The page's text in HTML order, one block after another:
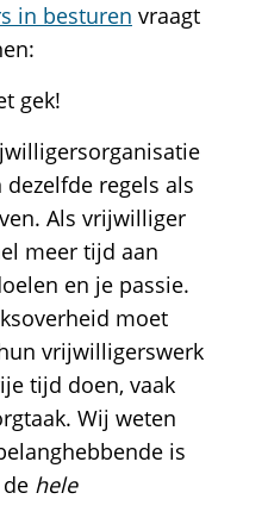
in besturen vraagt
gek!
regels als
Als vrijwilliger
meer tijd aan
en je passie.
moet
vrijwilligerswerk
tijd doen, vaak
Wij weten
is
hele